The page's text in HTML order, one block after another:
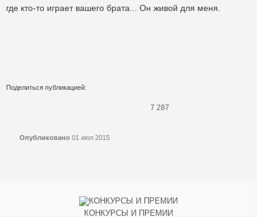
где кто-то играет вашего брата... Он живой для меня.
Поделиться публикацией:
7 287
Опубликовано 01 июл 2015
КОНКУРСЫ И ПРЕМИИ